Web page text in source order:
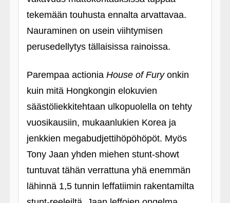
tekemään touhusta ennalta arvattavaa.
Nauraminen on usein viihtymisen
perusedellytys tällaisissa rainoissa.
Parempaa actionia House of Furyonkin
kuin mitä Hongkongin elokuvien
säästöliekkitehtaan ulkopuolella on tehty
vuosikausiin, mukaanlukien Korea ja
jenkkien megabudjettihöpöhöpöt. Myös
Tony Jaan yhden miehen stunt-showt
tuntuvat tähän verrattuna yhä enemmän
lähinnä 1,5 tunnin leffatiimin rakentamilta